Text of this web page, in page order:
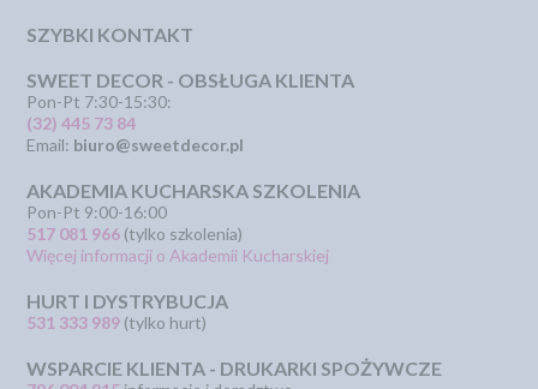
SZYBKI KONTAKT
SWEET DECOR - OBSŁUGA KLIENTA
Pon-Pt 7:30-15:30:
(32) 445 73 84
Email: biuro@sweetdecor.pl
AKADEMIA KUCHARSKA SZKOLENIA
Pon-Pt 9:00-16:00
517 081 966 (tylko szkolenia)
Więcej informacji o Akademii Kucharskiej
HURT I DYSTRYBUCJA
531 333 989 (tylko hurt)
WSPARCIE KLIENTA - DRUKARKI SPOŻYWCZE